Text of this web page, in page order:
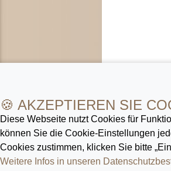
🍪 AKZEPTIEREN SIE
Diese Webseite nutzt Cookies für
können Sie die Cookie-Ein­stellungen
Cookies zustimmen, klicken Sie bitte
Weitere Infos in unseren